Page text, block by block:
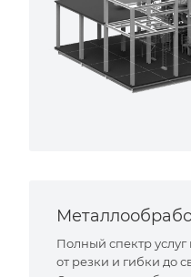
Полный спектр
от резки и гибки до